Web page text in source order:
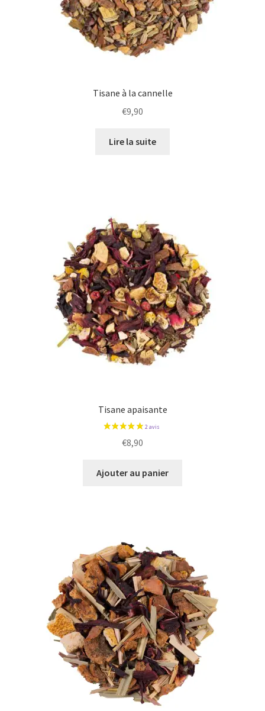
Tisane à la cannelle
€9,90
Lire la suite
Tisane apaisante
€8,90
Ajouter au panier